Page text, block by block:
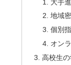
大手
地域
個別
オン
高校生